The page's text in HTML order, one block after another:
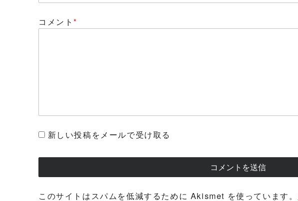
コメント*
新しい投稿をメールで受け取る
このサイトはスパムを低減するために Akismet を使っています。